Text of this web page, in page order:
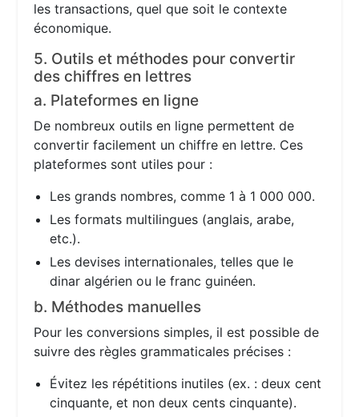
les transactions, quel que soit le contexte
économique.
5. Outils et méthodes pour convertir
des chiffres en lettres
a. Plateformes en ligne
De nombreux outils en ligne permettent de
convertir facilement un chiffre en lettre. Ces
plateformes sont utiles pour :
Les grands nombres, comme 1 à 1 000 000.
Les formats multilingues (anglais, arabe,
etc.).
Les devises internationales, telles que le
dinar algérien ou le franc guinéen.
b. Méthodes manuelles
Pour les conversions simples, il est possible de
suivre des règles grammaticales précises :
Évitez les répétitions inutiles (ex. : deux cent
cinquante, et non deux cents cinquante).